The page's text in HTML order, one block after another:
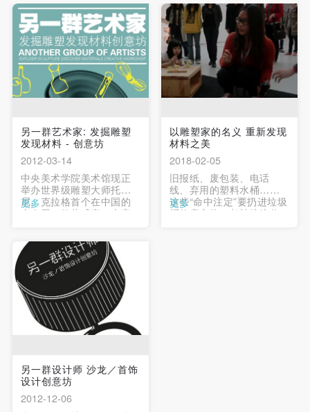
另一群艺术家: 发掘雕塑
发现材料 - 创意坊
2012-03-14
中央美术学院美术馆现正
举办世界级雕塑大师托
尼。克拉格首个在中国的
个人展，值此盛事，大家
形式上。克拉格的创作展
现了他对材料、介质、比
例、生成、技术、计算机
等角度的敏感。他的作品
既应用现成品、废弃物、
工业社会制品，利用那些
在当代社会环境中常见的
物品和材料，也包括塑
更多
以雕塑家的名义 重新发现
材料之美
2018-02-05
旧报纸、废包装、电话
线、弃用的塑料水桶……
这些“命中注定”要扔进垃圾
桶的废弃物，却被统统收
更多
另一群设计师 沙龙／首饰
设计创意坊
2012-12-06